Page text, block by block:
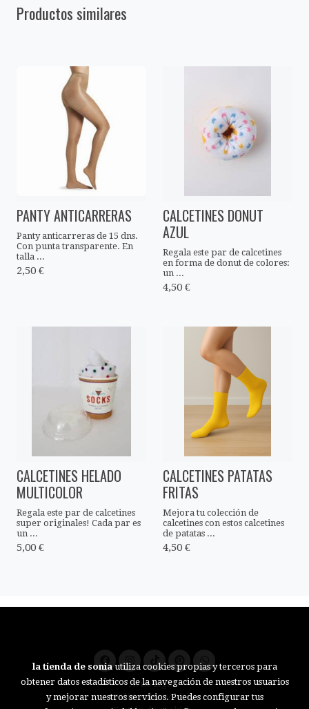
Productos similares
PANTY ANTICARRERAS
Panty anticarreras de 15 dns.
Con punta transparente. En
talla ...
2,50 €
CALCETINES DONUT
AZUL
Regala este par de calcetines
en forma de donut de colores:
un ...
4,50 €
CALCETINES HELADO
MULTICOLOR
Regala este par de calcetines
super originales! Cada par es
un ...
5,00 €
CALCETINES PATATAS
FRITAS
Mejora tu colección de
calcetines con estos calcetines
de patatas ...
4,50 €
Aviso legal
Política de cookies
la tienda de soniautiliza cookies propias y terceros para
obtener datos estadísticos de la navegación de nuestros usuarios
y mejorar nuestros servicios. Puedes configurar tus